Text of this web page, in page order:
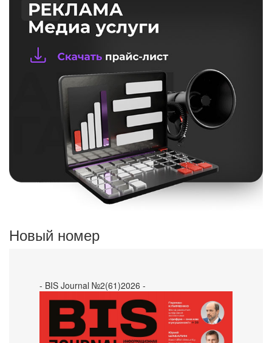
Новый номер
- BIS Journal №2(61)2026 -